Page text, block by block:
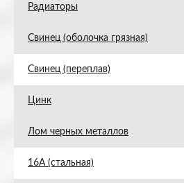
Радиаторы
Свинец (оболочка грязная)
Свинец (переплав)
Цинк
Лом черных металлов
16А (стальная)